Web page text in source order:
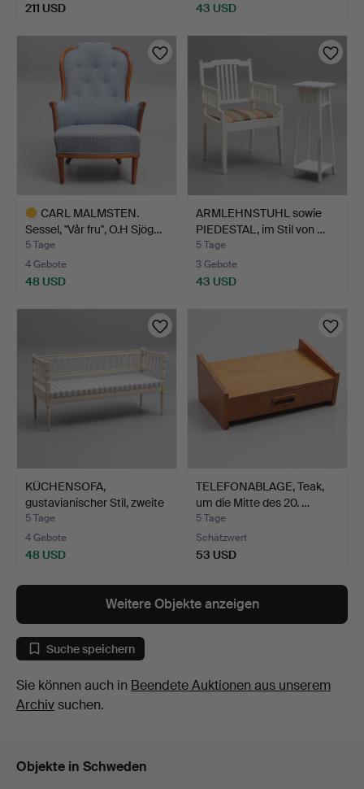
211 USD 43 USD
CARL MALMSTEN.
Sessel, "Vår fru", O.H Sjög…
5 Tage
4 Gebote
48 USD
ARMLEHNSTUHL sowie
PIEDESTAL, im Stil von …
5 Tage
3 Gebote
43 USD
KÜCHENSOFA,
gustavianischer Stil, zweite
H…
5 Tage
4 Gebote
48 USD
TELEFONABLAGE, Teak,
um die Mitte des 20. …
5 Tage
Schätzwert
53 USD
Weitere Objekte anzeigen
Suche speichern
Sie können auch in Beendete Auktionen aus unserem
Archivsuchen.
Objekte in Schweden